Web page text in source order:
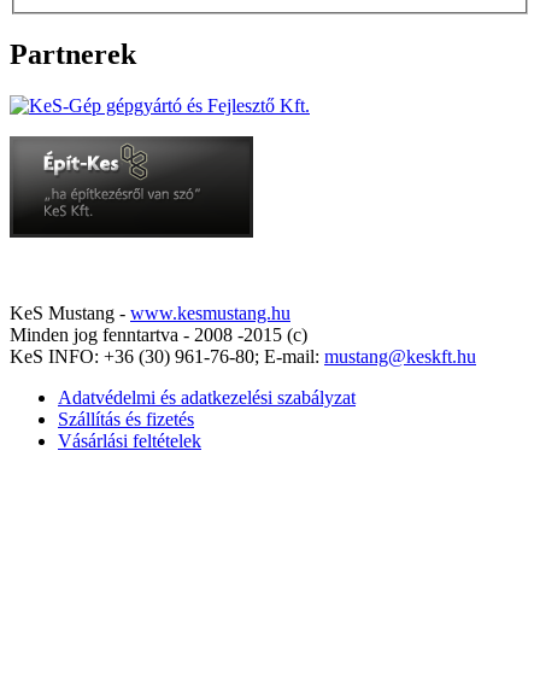
Partnerek
KeS Mustang - www.kesmustang.hu
Minden jog fenntartva - 2008 -2015 (c)
KeS INFO: +36 (30) 961-76-80; E-mail: mustang@keskft.hu
Adatvédelmi és adatkezelési szabályzat
Szállítás és fizetés
Vásárlási feltételek